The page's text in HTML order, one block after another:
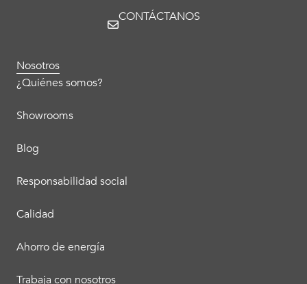
Nosotros
¿Quiénes somos?
Showrooms
Blog
Responsabilidad social
Calidad
Ahorro de energía
Trabaja con nosotros
CONTÁCTANOS